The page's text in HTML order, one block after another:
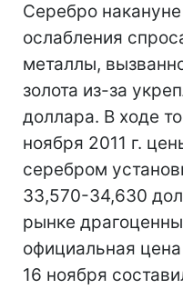
Серебро
ослабления
металлы,
золота из-за
доллара. В ходе
ноября 2011 г.
серебром
33,570-34,630
рынке
официальная
16 ноября